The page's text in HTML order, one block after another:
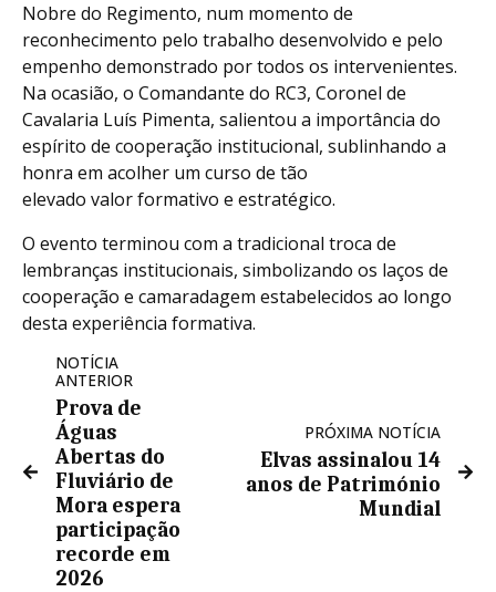
Nobre do Regimento, num momento de
reconhecimento pelo trabalho desenvolvido e pelo
empenho demonstrado por todos os intervenientes.
Na ocasião, o Comandante do RC3, Coronel de
Cavalaria Luís Pimenta, salientou a importância do
espírito de cooperação institucional, sublinhando a
honra em acolher um curso de tão
elevado valor formativo e estratégico.
O evento terminou com a tradicional troca de
lembranças institucionais, simbolizando os laços de
cooperação e camaradagem estabelecidos ao longo
desta experiência formativa.
NOTÍCIA
ANTERIOR
Prova de
Águas
Abertas do
Fluviário de
Mora espera
participação
recorde em
2026
PRÓXIMA NOTÍCIA
Elvas assinalou 14
anos de Património
Mundial